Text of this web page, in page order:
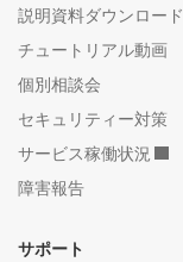
説明資料ダウンロード
チュートリアル動画
個別相談会
セキュリティー対策
サービス稼働状況
障害報告
サポート